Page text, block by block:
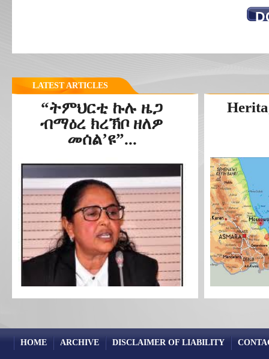
LATEST ARTICLES
“ትምህርቲ ኩሉ ዜጋ
ብማዕረ ክረኽቦ ዘለዎ
መሰል’ዩ”...
HOME ARCHIVE DISCLAIMER OF LIABILITY